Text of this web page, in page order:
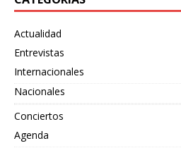
Actualidad
Entrevistas
Internacionales
Nacionales
Conciertos
Agenda